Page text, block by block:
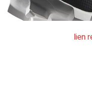
lien